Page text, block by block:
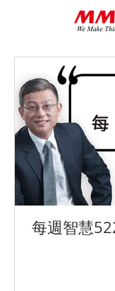
每週智慧